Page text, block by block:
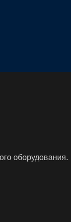
оборудования.